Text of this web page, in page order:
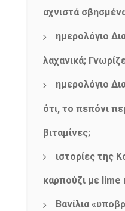
αχνιστά
ημερολόγιο
λαχανικά;
ημερολόγιο
ότι, το πεπόνι
βιταμίνες;
ιστορίες της
καρπούζι με lime
Βανίλια